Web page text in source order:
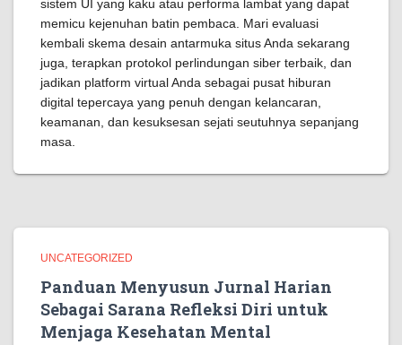
sistem UI yang kaku atau performa lambat yang dapat
memicu kejenuhan batin pembaca. Mari evaluasi
kembali skema desain antarmuka situs Anda sekarang
juga, terapkan protokol perlindungan siber terbaik, dan
jadikan platform virtual Anda sebagai pusat hiburan
digital tepercaya yang penuh dengan kelancaran,
keamanan, dan kesuksesan sejati seutuhnya sepanjang
masa.
UNCATEGORIZED
Panduan Menyusun Jurnal Harian
Sebagai Sarana Refleksi Diri untuk
Menjaga Kesehatan Mental